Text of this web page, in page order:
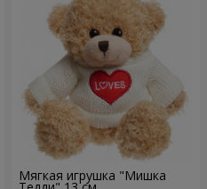
Мягкая игрушка "Мишка